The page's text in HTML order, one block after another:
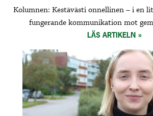
Kolumnen: Kestävästi onnellinen – i en
fungerande kommunikation mot
LÄS ARTIKELN